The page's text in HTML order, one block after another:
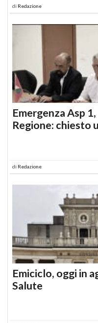
di Redazione
Emergenza Asp
Regione: chiesto
di Redazione
Emiciclo, oggi in
Salute